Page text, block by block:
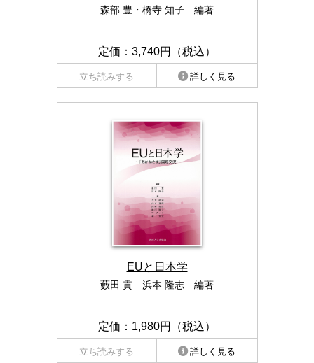
森部 豊・橋寺 知子 編著
定価：3,740円（税込）
立ち読みする 詳しく見る
EUと日本学
藪田 貫 浜本 隆志 編著
定価：1,980円（税込）
立ち読みする 詳しく見る